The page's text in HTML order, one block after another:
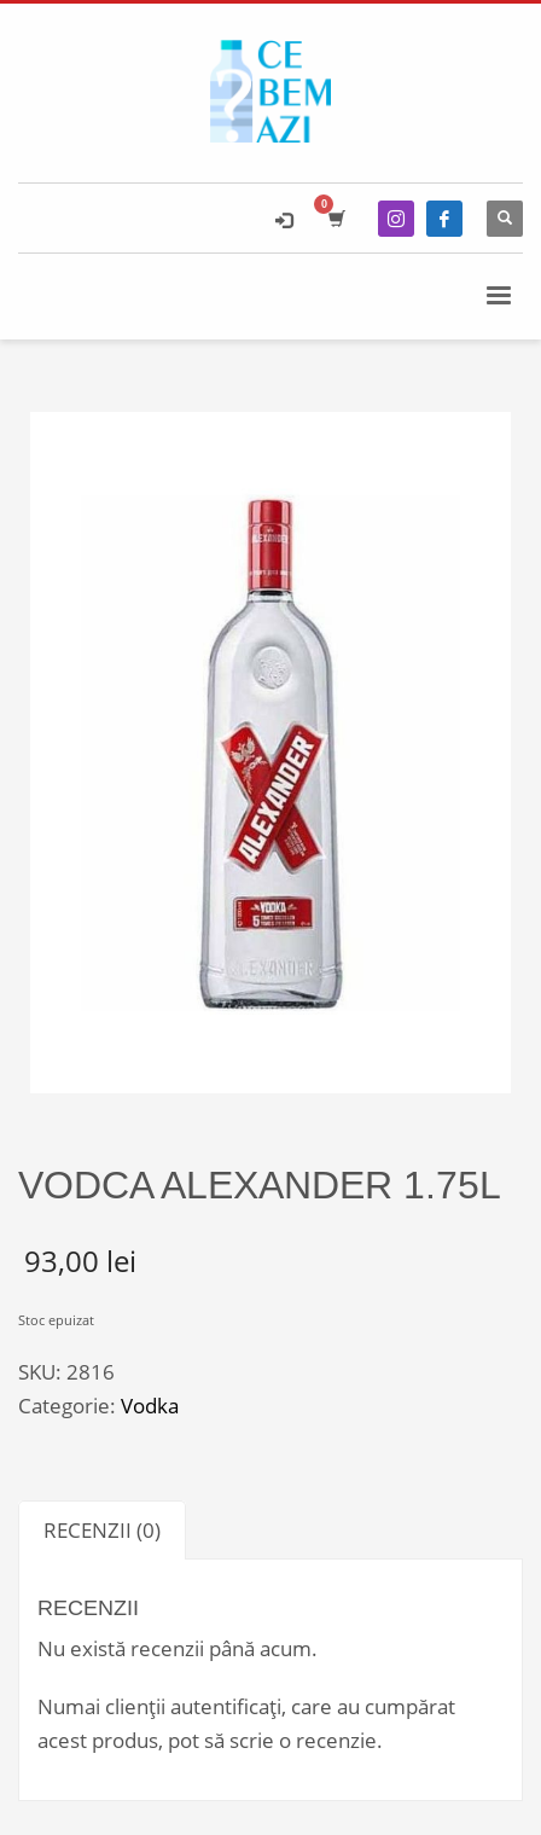
VODCA ALEXANDER 1.75L
93,00 lei
Stoc epuizat
SKU: 2816
Categorie: Vodka
RECENZII (0)
RECENZII
Nu există recenzii până acum.
Numai clienții autentificați, care au cumpărat
acest produs, pot să scrie o recenzie.